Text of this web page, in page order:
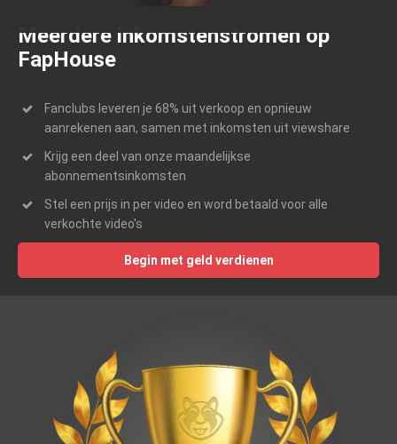
Meerdere inkomstenstromen op
FapHouse
Fanclubs leveren je 68% uit verkoop en opnieuw
aanrekenen aan, samen met inkomsten uit viewshare
Krijg een deel van onze maandelijkse
abonnementsinkomsten
Stel een prijs in per video en word betaald voor alle
verkochte video's
Begin met geld verdienen